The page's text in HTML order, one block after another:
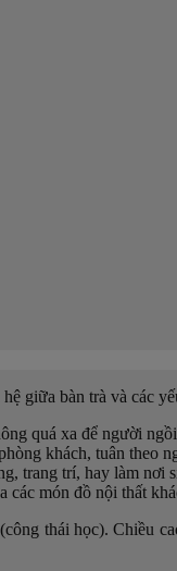
giữa bàn trà và các
quá xa để người
khách, tuân theo
trang trí, hay làm nơi
các món đồ nội thất
thái học). Chiều